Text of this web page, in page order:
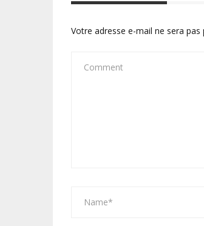
Votre adresse e-mail ne sera pas